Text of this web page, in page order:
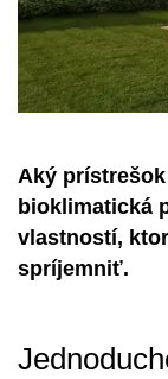
Aký
bioklimatická
vlastností,
spríjemniť.